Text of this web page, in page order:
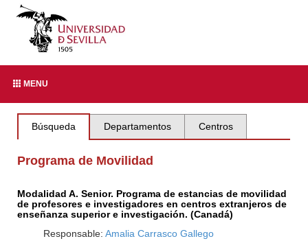
MENU
Búsqueda Departamentos Centros
Programa de Movilidad
Modalidad A. Senior. Programa de estancias de movilidad
de profesores e investigadores en centros extranjeros de
enseñanza superior e investigación. (Canadá)
Responsable: Amalia Carrasco Gallego